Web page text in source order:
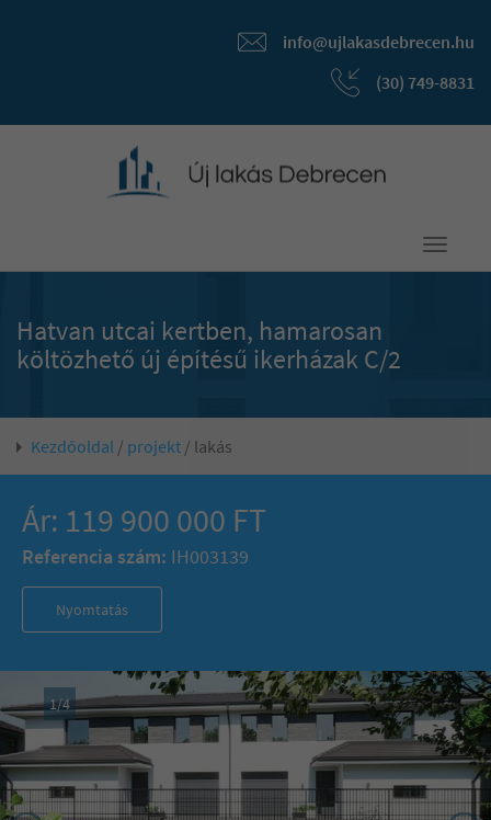
info@ujlakasdebrecen.hu
(30) 749-8831
Toggle
Hatvan utcai kertben, hamarosan
költözhető új építésű ikerházak C/2
Kezdőoldal / projekt / lakás
Ár: 119 900 000 FT
Referencia szám: IH003139
Nyomtatás
1/4